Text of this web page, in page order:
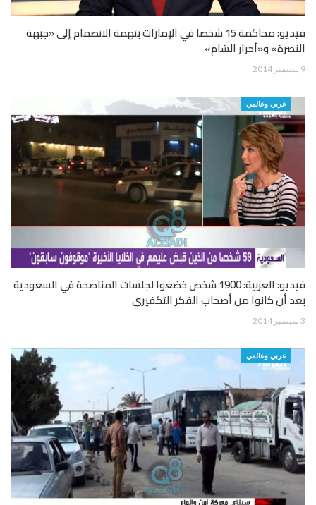
فيديو: محاكمة 15 شخصا في الإمارات بتهمة الانضمام إلى «جبهة
النصرة» و«أحرار الشام»
9 سبتمبر 2014
عربي وعالمي
فيديو: العربية: 1900 شخص خضعوا لجلسات المناصحة في السعودية
بعد أن كانوا من أصحاب الفكر التكفيري
3 سبتمبر 2014
عربي وعالمي